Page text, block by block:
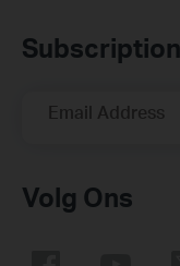
Subscription
Email Address
Volg Ons